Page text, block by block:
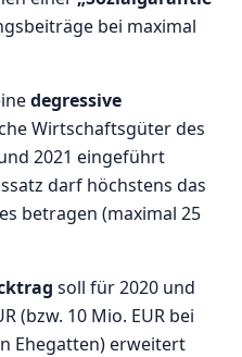
bei maximal
degressive
Wirtschaftsgüter des
2021 eingeführt
darf höchstens das
betragen (maximal 25
soll für 2020 und
(bzw. 10 Mio. EUR bei
Ehegatten) erweitert